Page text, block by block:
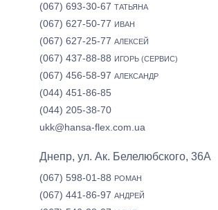
(067) 693-30-67 ТАТЬЯНА
(067) 627-50-77 ИВАН
(067) 627-25-77 АЛЕКСЕЙ
(067) 437-88-88 ИГОРЬ (СЕРВИС)
(067) 456-58-97 АЛЕКСАНДР
(044) 451-86-85
(044) 205-38-70
ukk@hansa-flex.com.ua
Днепр, ул. Ак. Белелюбского, 36А
(067) 598-01-88 РОМАН
(067) 441-86-97 АНДРЕЙ